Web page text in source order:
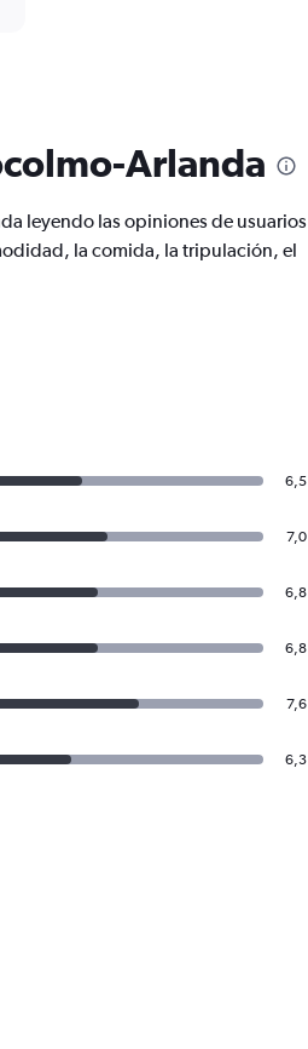
Arlanda
leyendo las opiniones de usuarios
la comida, la tripulación, el
6,5
7,0
6,8
6,8
7,6
6,3